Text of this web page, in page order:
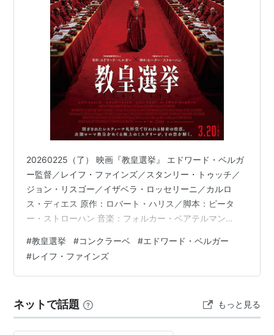
20260225（了） 映画『教皇選挙』 エドワード・ベルガ
ー監督／レイフ・ファインズ／スタンリー・トゥッチ／
ジョン・リスゴー／イザベラ・ロッセリーニ／カルロ
ス・ディエス 原作：ロバート・ハリス／脚本：ピータ
ー・ストローハン 音楽：フォルカー・ベアテルマン
PrimeVideo ＜★★★★＞ バチカン内部のお話。 教皇が
亡くなったところから始まる。ローレンス枢機卿もあた
ふた駆けつけ る。シスターもいたりしてなんとなく不自
の枢機卿なんで、やれやれしょうがない、これからコ ン
クラーベ…
#教皇選挙 #コンクラーベ #エドワード・ベルガー
#レイフ・ファインズ
ネットで話題 もっと見る